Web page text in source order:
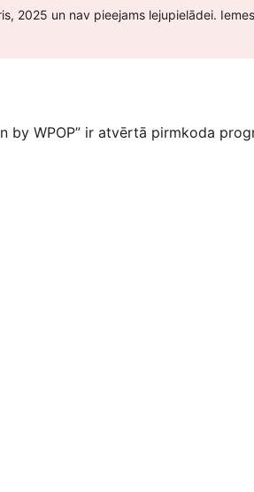
2025 un nav pieejams lejupielādei.
by WPOP” ir atvērtā pirmkoda